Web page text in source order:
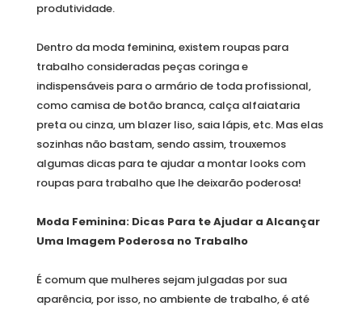
produtividade.
Dentro da moda feminina, existem roupas para
trabalho consideradas peças coringa e
indispensáveis para o armário de toda profissional,
como camisa de botão branca, calça alfaiataria
preta ou cinza, um blazer liso, saia lápis, etc. Mas elas
sozinhas não bastam, sendo assim, trouxemos
algumas dicas para te ajudar a montar looks com
roupas para trabalho que lhe deixarão poderosa!
Moda Feminina: Dicas Para te Ajudar a Alcançar
Uma Imagem Poderosa no Trabalho
É comum que mulheres sejam julgadas por sua
aparência, por isso, no ambiente de trabalho, é até